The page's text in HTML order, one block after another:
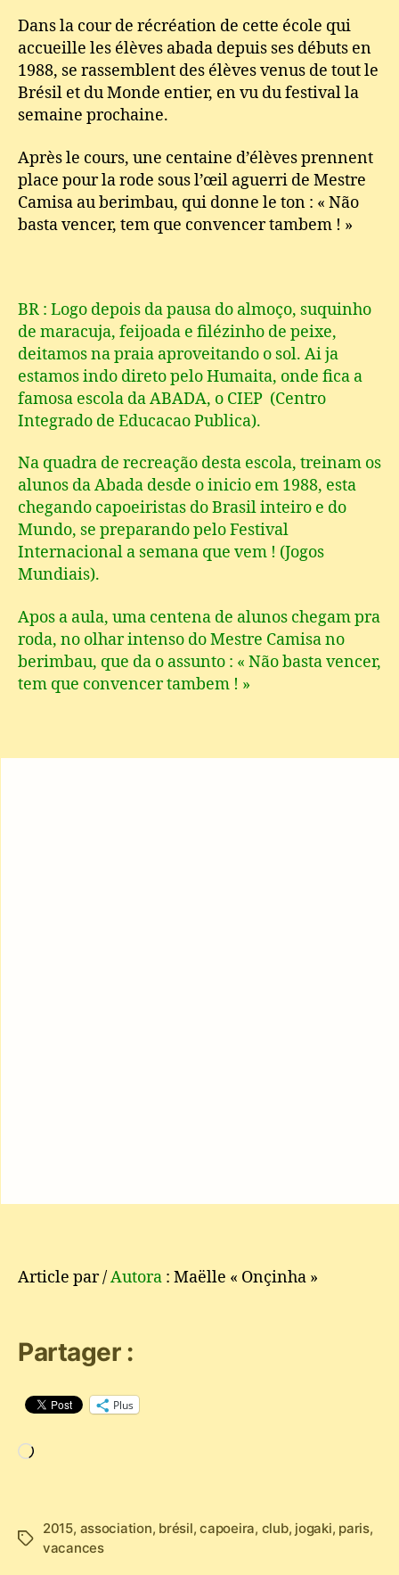
Dans la cour de récréation de cette école qui
accueille les élèves abada depuis ses débuts en
1988, se rassemblent des élèves venus de tout le
Brésil et du Monde entier, en vu du festival la
semaine prochaine.
Après le cours, une centaine d’élèves prennent
place pour la rode sous l’œil aguerri de Mestre
Camisa au berimbau, qui donne le ton : « Não
basta vencer, tem que convencer tambem ! »
BR : Logo depois da pausa do almoço, suquinho
de maracuja, feijoada e filézinho de peixe,
deitamos na praia aproveitando o sol. Ai ja
estamos indo direto pelo Humaita, onde fica a
famosa escola da ABADA, o CIEP (Centro
Integrado de Educacao Publica).
Na quadra de recreação desta escola, treinam os
alunos da Abada desde o inicio em 1988, esta
chegando capoeiristas do Brasil inteiro e do
Mundo, se preparando pelo Festival
Internacional a semana que vem ! (Jogos
Mundiais).
Apos a aula, uma centena de alunos chegam pra
roda, no olhar intenso do Mestre Camisa no
berimbau, que da o assunto : « Não basta vencer,
tem que convencer tambem ! »
Article par /Autora : Maëlle « Onçinha »
Partager :
Plus
Étiquettes
2015, association, brésil,capoeira, club, jogaki, paris,
vacances